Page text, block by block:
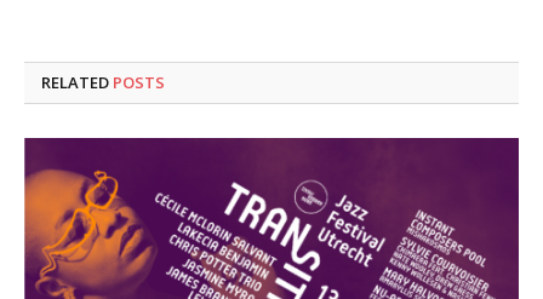
RELATED POSTS